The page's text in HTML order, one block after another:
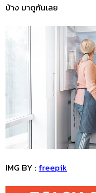
บ้าง มาดูกันเลย
IMG BY :freepik